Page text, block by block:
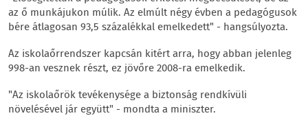
az ő munkájukon múlik. Az elmúlt négy évben a pedagógusok
bére átlagosan 93,5 százalékkal emelkedett" - hangsúlyozta.
Az iskolaőrrendszer kapcsán kitért arra, hogy abban jelenleg
998-an vesznek részt, ez jövőre 2008-ra emelkedik.
"Az iskolaőrök tevékenysége a biztonság rendkívüli
növelésével jár együtt" - mondta a miniszter.